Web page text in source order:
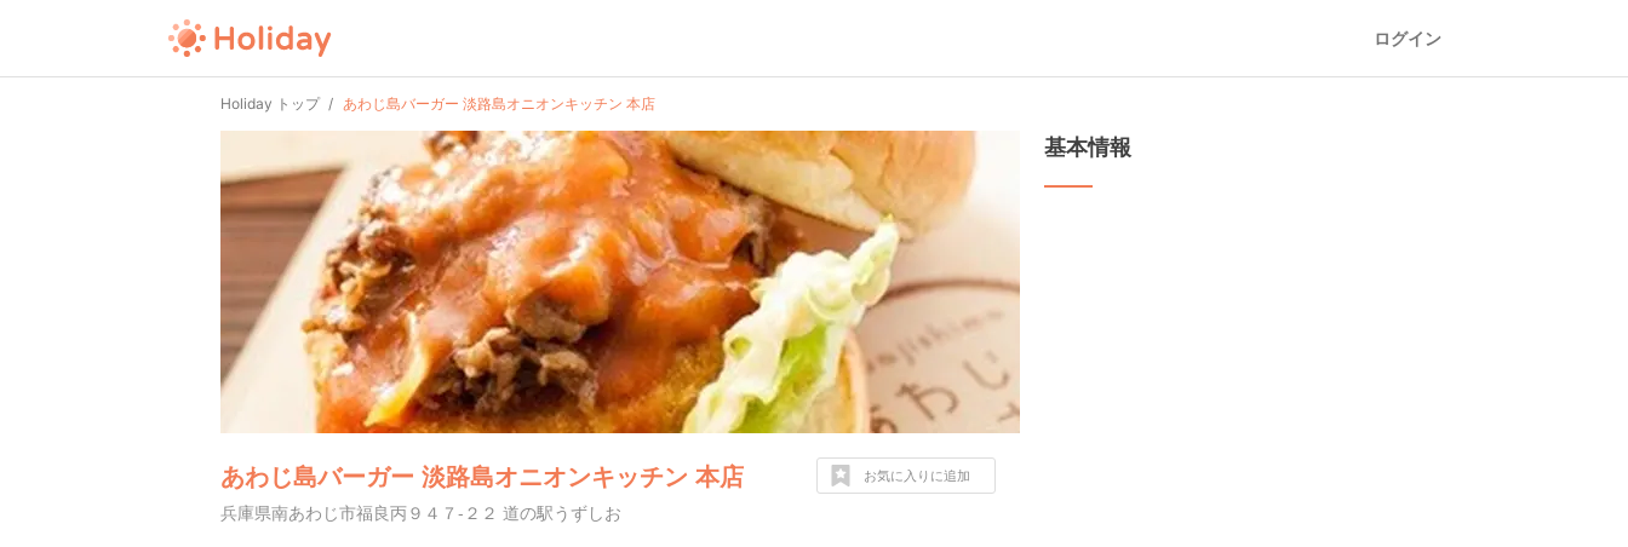
ログイン
Holiday トップ あわじ島バーガー 淡路島オニオンキッチン 本店
あわじ島バーガー 淡路島オニオンキッチン 本店
兵庫県南あわじ市福良丙９４７-２２ 道の駅うずしお
お気に入りに追加
基本情報